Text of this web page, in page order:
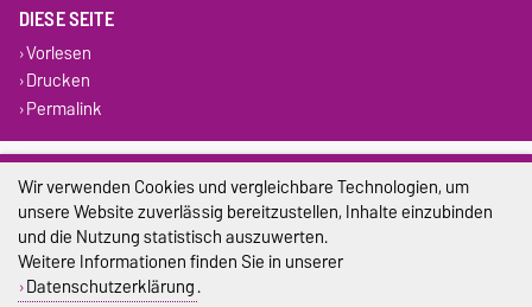
DIESE SEITE
Vorlesen
Drucken
Permalink
Impressum
Datenschutz
Barrierefreiheit
Wir verwenden Cookies und vergleichbare Technologien, um
unsere Website zuverlässig bereitzustellen, Inhalte einzubinden
und die Nutzung statistisch auszuwerten.
Weitere Informationen finden Sie in unserer
Datenschutzerklärung.